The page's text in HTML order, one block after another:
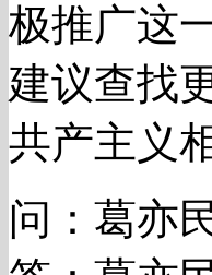
极推广这
建议查找
共产主义
问：葛亦